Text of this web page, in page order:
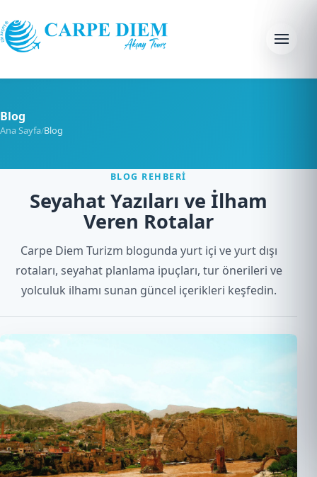
Menu
Blog
Ana Sayfa/Blog
BLOG REHBERI
Seyahat Yazıları ve İlham
Veren Rotalar
Carpe Diem Turizm blogunda yurt içi ve yurt dışı
rotaları, seyahat planlama ipuçları, tur önerileri ve
yolculuk ilhamı sunan güncel içerikleri keşfedin.